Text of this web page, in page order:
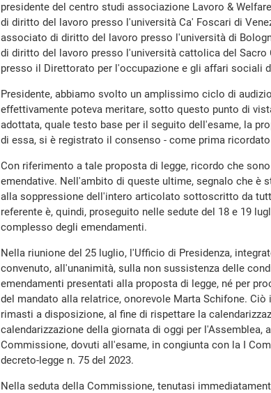
presidente del centro studi associazione Lavoro &
di diritto del lavoro presso l'università Ca' Foscari di
associato di diritto del lavoro presso l'università di
di diritto del lavoro presso l'università cattolica del Sacro
presso il Direttorato per l'occupazione e gli affari sociali
Presidente, abbiamo svolto un amplissimo ciclo di
effettivamente poteva meritare, sotto questo punto di
adottata, quale testo base per il seguito dell'esame, la
di essa, si è registrato il consenso - come prima
Con riferimento a tale proposta di legge, ricordo che
emendative. Nell'ambito di queste ultime, segnalo che è
alla soppressione dell'intero articolato sottoscritto da
referente è, quindi, proseguito nelle sedute del 18 e 19
complesso degli emendamenti.
Nella riunione del 25 luglio, l'Ufficio di Presidenza,
convenuto, all'unanimità, sulla non sussistenza delle
emendamenti presentati alla proposta di legge, né per
del mandato alla relatrice, onorevole Marta Schifone.
rimasti a disposizione, al fine di rispettare la
calendarizzazione della giornata di oggi per l'Assemblea,
Commissione, dovuti all'esame, in congiunta con la I
decreto-legge n. 75 del 2023.
Nella seduta della Commissione, tenutasi